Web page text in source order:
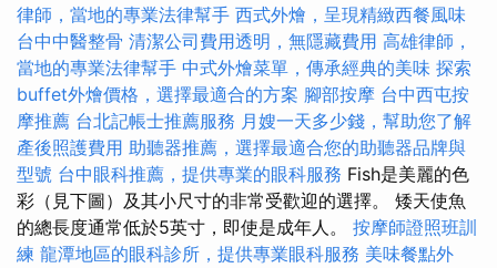
律師，當地的專業法律幫手 西式外燴，呈現精緻西餐風味
台中中醫整骨 清潔公司費用透明，無隱藏費用 高雄律師，
當地的專業法律幫手 中式外燴菜單，傳承經典的美味 探索
buffet外燴價格，選擇最適合的方案 腳部按摩 台中西屯按
摩推薦 台北記帳士推薦服務 月嫂一天多少錢，幫助您了解
產後照護費用 助聽器推薦，選擇最適合您的助聽器品牌與
型號 台中眼科推薦，提供專業的眼科服務 Fish是美麗的色
彩（見下圖）及其小尺寸的非常受歡迎的選擇。 矮天使魚
的總長度通常低於5英寸，即使是成年人。 按摩師證照班訓
練 龍潭地區的眼科診所，提供專業眼科服務 美味餐點外